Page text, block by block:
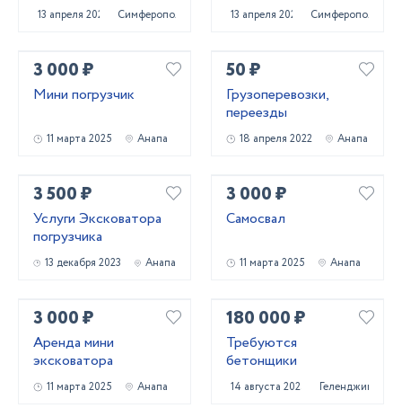
13 апреля 2022 Симферополь 13 апреля 2022 Симферополь
3 000 ₽
Мини погрузчик
11 марта 2025 Анапа
50 ₽
Грузоперевозки,
переезды
18 апреля 2022 Анапа
3 500 ₽
Услуги Эксковатора
погрузчика
13 декабря 2023 Анапа
3 000 ₽
Самосвал
11 марта 2025 Анапа
3 000 ₽
Аренда мини
эксковатора
11 марта 2025 Анапа
180 000 ₽
Требуются
бетонщики
14 августа 2025 Геленджик